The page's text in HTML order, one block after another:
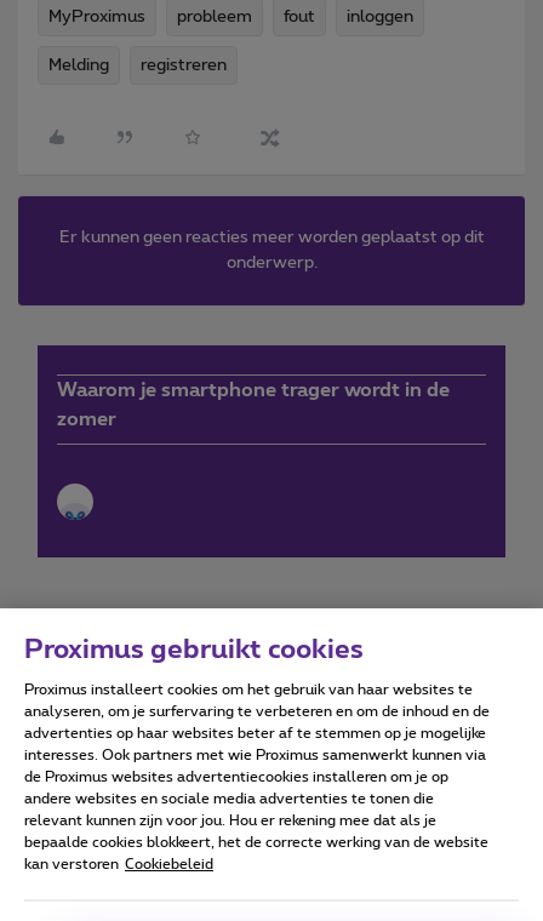
MyProximus probleem fout inloggen
Melding registreren
Er kunnen geen reacties meer worden geplaatst op dit
onderwerp.
Waarom je smartphone trager wordt in de
zomer
Forumvoorwaarden Accessibility statement
Alle rechten voorbehouden. © Proximus
Algemene voorwaarden, consumenteninfo
Proximus gebruikt cookies
Proximus installeert cookies om het gebruik van haar websites te
analyseren, om je surfervaring te verbeteren en om de inhoud en de
advertenties op haar websites beter af te stemmen op je mogelijke
interesses. Ook partners met wie Proximus samenwerkt kunnen via
de Proximus websites advertentiecookies installeren om je op
andere websites en sociale media advertenties te tonen die
relevant kunnen zijn voor jou. Hou er rekening mee dat als je
bepaalde cookies blokkeert, het de correcte werking van de website
kan verstoren Cookiebeleid